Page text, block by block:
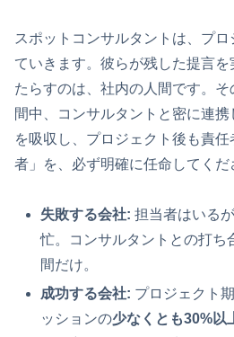
スポットコンサルタントは、プ
ていきます。彼らが残した提言
たらすのは、社内の人間です。
間中、コンサルタントと密に連
を吸収し、プロジェクト後も責
者」を、必ず明確に任命してくだ
失敗する会社: 担当者はいる
忙。コンサルタントとの打ち
間だけ。
成功する会社: プロジェクト
ッションの少なくとも30%以